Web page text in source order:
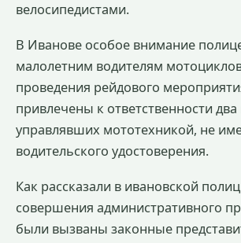
велосипедистами.
В Иванове особое внимание
малолетним водителям
проведения рейдового
привлечены к ответственности два
управлявших мототехникой, не
водительского удостоверения.
Как рассказали в ивановской
совершения административного
были вызваны законные